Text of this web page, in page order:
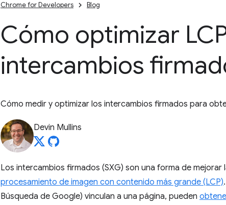
Chrome for Developers Blog
Cómo optimizar
intercambios
Cómo medir y optimizar los intercambios firmados para
Devin Mullins
Los intercambios firmados (SXG) son una forma de
procesamiento de imagen con contenido más grande (LCP)
Búsqueda de Google) vinculan a una página, pueden